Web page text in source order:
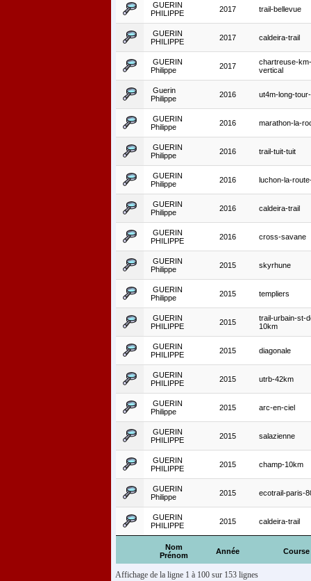
Nom
Prénom
Année Course
GUERIN
PHILIPPE
2017 trail-bellevue
GUERIN
PHILIPPE
2017 caldeira-trail
GUERIN
Philippe
2017
chartreuse-km-
vertical
Guerin
Philippe
2016 ut4m-long-
GUERIN
Philippe
2016 marathon-la-
GUERIN
Philippe
2016 trail-tuit-tuit
GUERIN
Philippe
2016 luchon-la-
GUERIN
Philippe
2016 caldeira-trail
GUERIN
PHILIPPE
2016 cross-savane
GUERIN
Philippe
2015 skyrhune
GUERIN
Philippe
2015 templiers
GUERIN
PHILIPPE
2015
trail-urbain-st-
10km
GUERIN
PHILIPPE
2015 diagonale
GUERIN
PHILIPPE
2015 utrb-42km
GUERIN
Philippe
2015 arc-en-ciel
GUERIN
PHILIPPE
2015 salazienne
GUERIN
PHILIPPE
2015 champ-10km
GUERIN
Philippe
2015 ecotrail-paris-
GUERIN
PHILIPPE
2015 caldeira-trail
Affichage de la ligne 1 à 100 sur 153 lignes